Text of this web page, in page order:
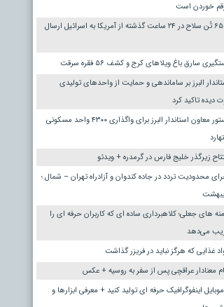
خوردن است
۶۵۰۰ تُن سلاح در ۲۴ ساعت گذشته از آمریکا به اسرائیل ارسال
سارق باغ ویلاهای کرج و کشف ۵۶ فقره سرقت
البرز بر ساماندهی و حمایت از واحدهای تولیدی
دیده تاکید کرد
دستور معاون استاندار البرز برای واگذاری ۴۳۰۰ واحد مسکونی
زیرگذر خلیج فارس در گرمدره + ویدئو
محدودیت تردد در جاده کندوان و آزادراه تهران – شمال ؛
های جعلی؛ کلاهبرداری ساده ای که کاربران حرفه ای را
می‌دهد
غذایی که هرگز نباید در فریزر گذاشت
معنادار عراقچی پس از سفر به روسیه + عکس
موبایل اینفوگرافیک حرفه ای تولید کنید + معرفی ابزارها و